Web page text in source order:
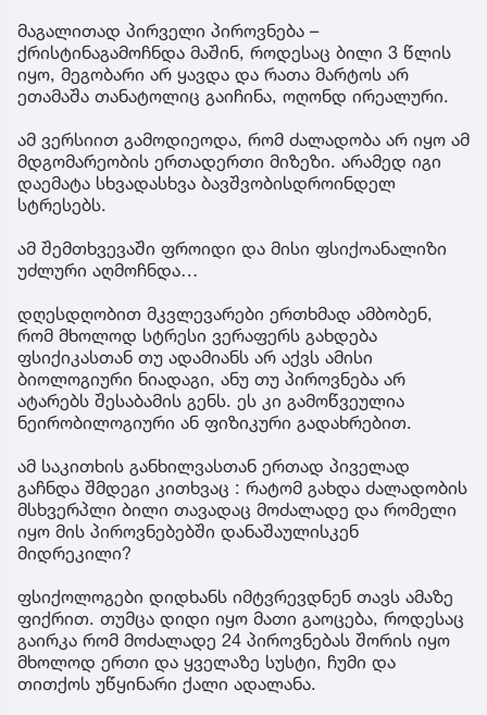
მაგალითად პირველი პიროვნება –
ქრისტინაგამოჩნდა მაშინ, როდესაც ბილი 3 წლის
იყო, მეგობარი არ ყავდა და რათა მარტოს არ
ეთამაშა თანატოლიც გაიჩინა, ოღონდ ირეალური.
ამ ვერსიით გამოდიეოდა, რომ ძალადობა არ იყო ამ
მდგომარეობის ერთადერთი მიზეზი. არამედ იგი
დაემატა სხვადასხვა ბავშვობისდროინდელ
სტრესებს.
ამ შემთხვევაში ფროიდი და მისი ფსიქოანალიზი
უძლური აღმოჩნდა…
დღესდღობით მკვლევარები ერთხმად ამბობენ,
რომ მხოლოდ სტრესი ვერაფერს გახდება
ფსიქიკასთან თუ ადამიანს არ აქვს ამისი
ბიოლოგიური ნიადაგი, ანუ თუ პიროვნება არ
ატარებს შესაბამის გენს. ეს კი გამოწვეულია
ნეირობილოგიური ან ფიზიკური გადახრებით.
ამ საკითხის განხილვასთან ერთად პიველად
გაჩნდა შმდეგი კითხვაც : რატომ გახდა ძალადობის
მსხვერპლი ბილი თავადაც მოძალადე და რომელი
იყო მის პიროვნებებში დანაშაულისკენ
მიდრეკილი?
ფსიქოლოგები დიდხანს იმტვრევდნენ თავს ამაზე
ფიქრით. თუმცა დიდი იყო მათი გაოცება, როდესაც
გაირკა რომ მოძალადე 24 პიროვნებას შორის იყო
მხოლოდ ერთი და ყველაზე სუსტი, ჩუმი და
თითქოს უწყინარი ქალი ადალანა.